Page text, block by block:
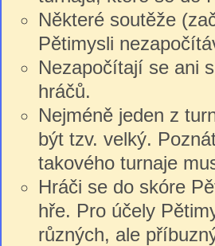
Některé soutěže
Pětimysli
Nezapočítají se ani
hráčů.
Nejméně jeden z
být tzv. velký.
takového turnaje
Hráči se do skóre
hře. Pro účely
různých, ale